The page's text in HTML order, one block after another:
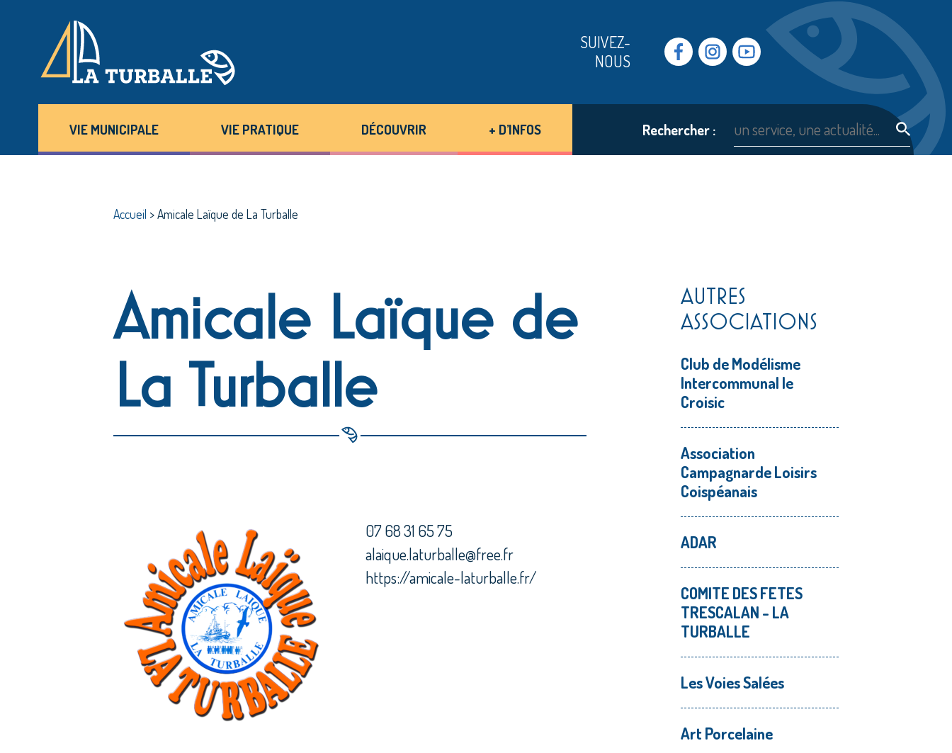
SUIVEZ-
NOUS
Facebook Instragram Youtube
VIE MUNICIPALE VIE PRATIQUE DÉCOUVRIR + D’INFOS Rechercher :
Accueil >Amicale Laïque de La Turballe
Amicale Laïque de
La Turballe
07 68 31 65 75
alaique.laturballe@free.fr
https://amicale-laturballe.fr/
AUTRES
ASSOCIATIONS
Club de Modélisme
Intercommunal le
Croisic
Association
Campagnarde Loisirs
Coispéanais
ADAR
COMITE DES FETES
TRESCALAN - LA
TURBALLE
Les Voies Salées
Art Porcelaine